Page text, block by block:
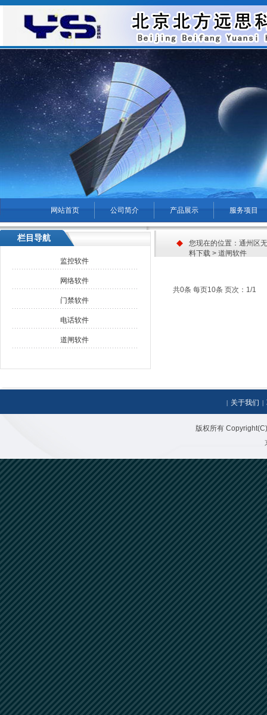
网站首页 公司简介 产品展示
服务项目
菜单名称
共0条 每页10条 页次：1/1
您现在的位置： 通州区
料下载 > 道闸软件
栏目导航
监控软件
网络软件
门禁软件
电话软件
道闸软件
| 关于我们 |
版权所有